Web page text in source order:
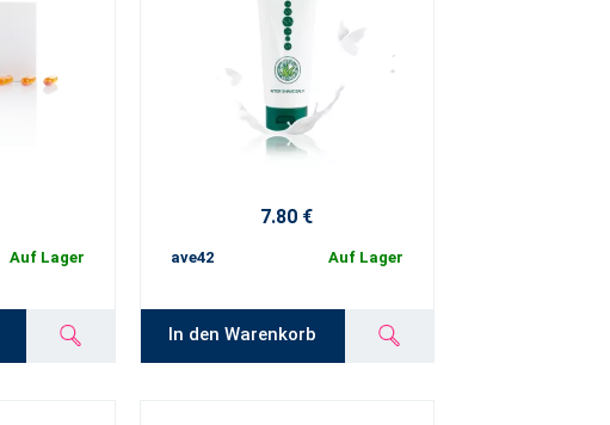
Auf Lager
7.80 €
ave42 Auf Lager
In den Warenkorb